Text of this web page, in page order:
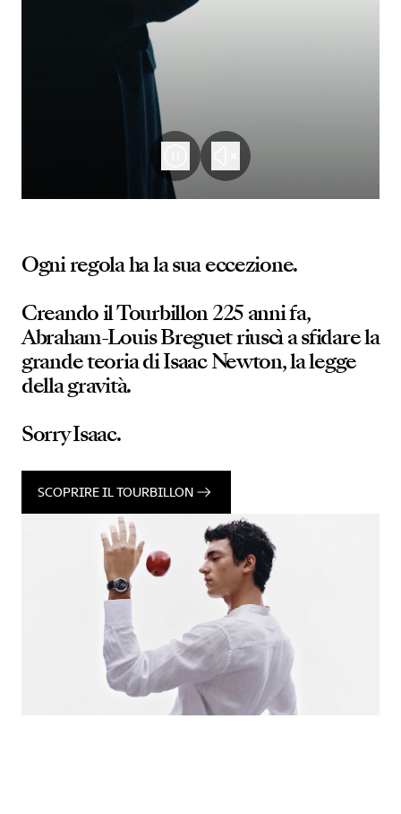
Ogni regola ha la sua eccezione.
Creando il Tourbillon 225 anni fa,
Abraham-Louis Breguet riuscì a sfidare la
grande teoria di Isaac Newton, la legge
della gravità.
Sorry Isaac.
SCOPRIRE IL TOURBILLON